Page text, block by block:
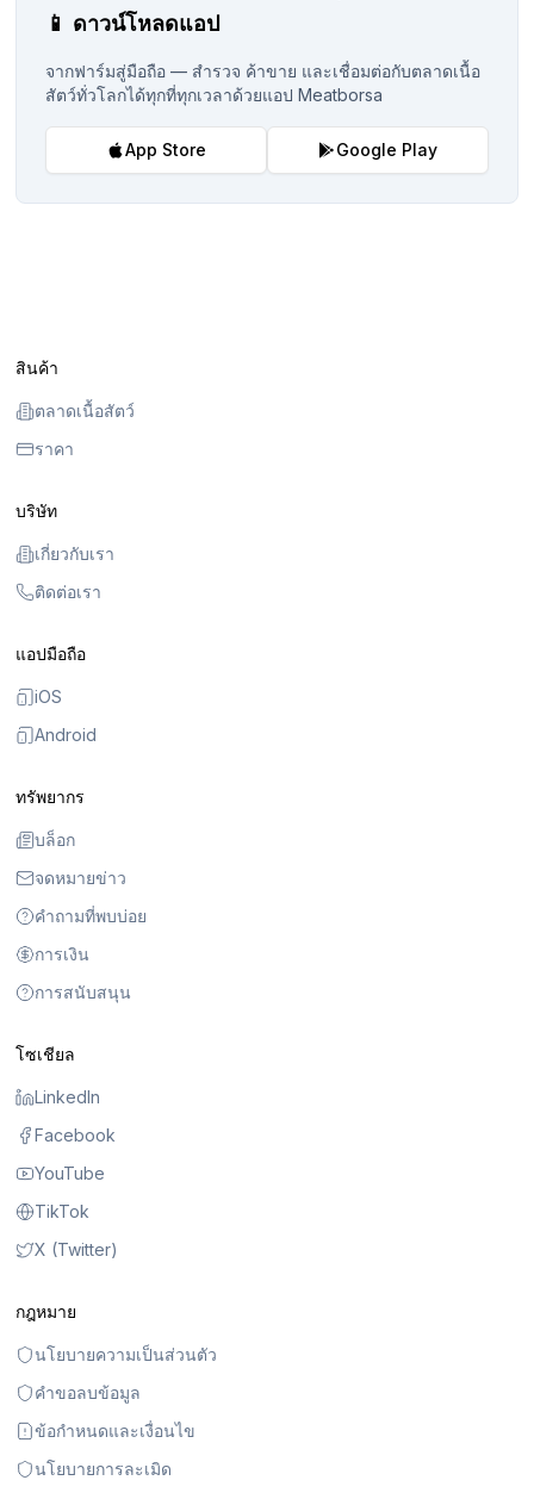
📱 ดาวน์โหลดแอป
จากฟาร์มสู่มือถือ — สำรวจ ค้าขาย และเชื่อมต่อกับตลาดเนื้อ
สัตว์ทั่วโลกได้ทุกที่ทุกเวลาด้วยแอป Meatborsa
App Store Google Play
สินค้า
ตลาดเนื้อสัตว์
ราคา
บริษัท
เกี่ยวกับเรา
ติดต่อเรา
แอปมือถือ
iOS
Android
ทรัพยากร
บล็อก
จดหมายข่าว
คำถามที่พบบ่อย
การเงิน
การสนับสนุน
โซเชียล
LinkedIn
Facebook
YouTube
TikTok
X (Twitter)
กฎหมาย
นโยบายความเป็นส่วนตัว
คำขอลบข้อมูล
ข้อกำหนดและเงื่อนไข
นโยบายการละเมิด